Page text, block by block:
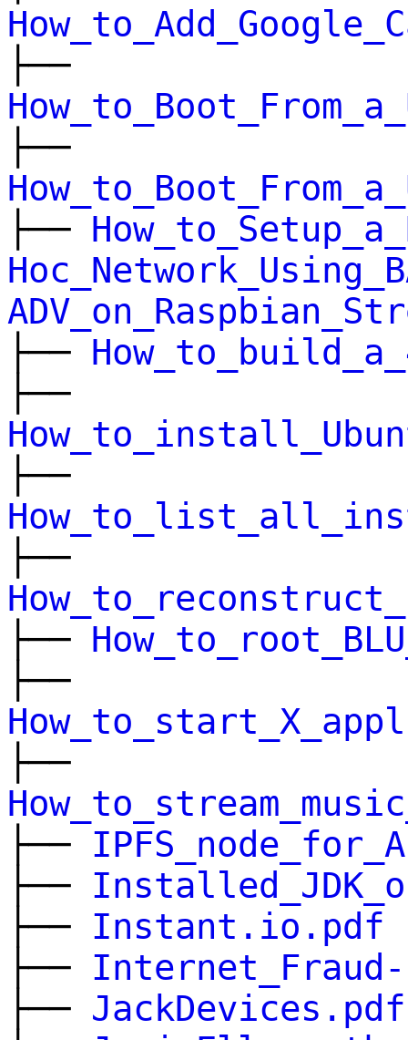
├──
├──
├──
├──
├──
├──
├──
├──
├──
├──
├──
├──
├── Instant.io.pdf
├──
├── JackDevices.pdf